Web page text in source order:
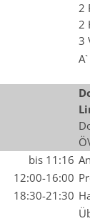
2
2
3
bis 11:16
12:00-16:00
18:30-21:30